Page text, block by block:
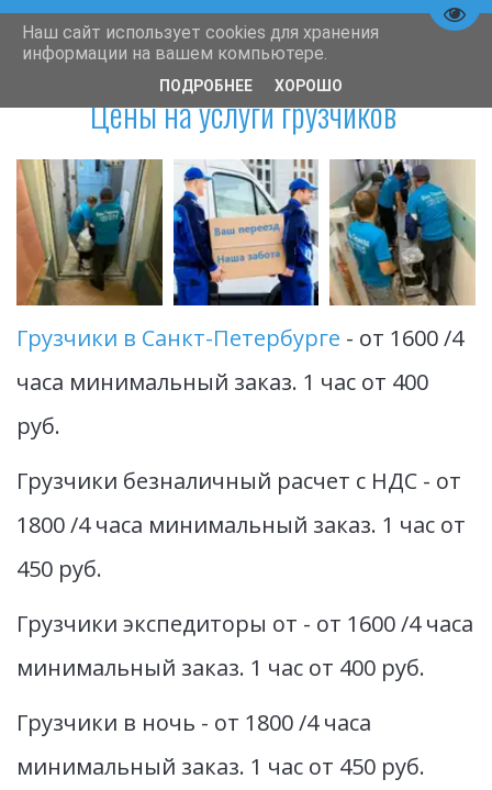
Цены на услуги грузчиков
Грузчики в Санкт-Петербурге - от 1600 /4
часа минимальный заказ. 1 час от 400
руб.
Грузчики безналичный расчет с НДС - от
1800 /4 часа минимальный заказ. 1 час от
450 руб.
Грузчики экспедиторы от - от 1600 /4 часа
минимальный заказ. 1 час от 400 руб.
Грузчики в ночь - от 1800 /4 часа
минимальный заказ. 1 час от 450 руб.
Наш сайт использует cookies для хранения
информации на вашем компьютере.
ПОДРОБНЕЕ ХОРОШО